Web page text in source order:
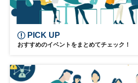
PICK UP
おすすめのイベントをまとめてチェック！